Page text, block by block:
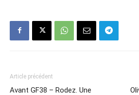
Article précédent
Avant GF38 – Rodez. Une